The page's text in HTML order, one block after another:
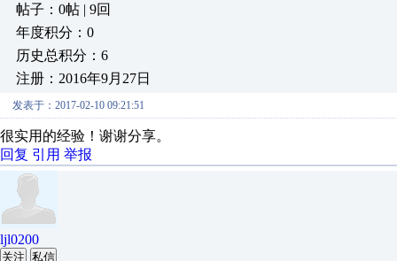
帖子：0帖 | 9回
年度积分：0
历史总积分：6
注册：2016年9月27日
发表于：2017-02-10 09:21:51
很实用的经验！谢谢分享。
回复 引用 举报
ljl0200
关注 私信